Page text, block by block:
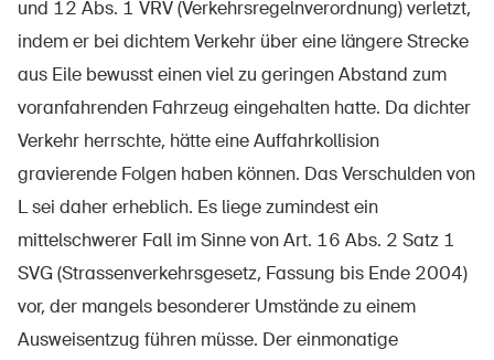
Approfondimenti giuridici
Delegate e delegati alla sicurezza e Comuni
und 12 Abs. 1 VRV (Verkehrsregelnverordnung) verletzt,
indem er bei dichtem Verkehr über eine längere Strecke
aus Eile bewusst einen viel zu geringen Abstand zum
voranfahrenden Fahrzeug eingehalten hatte. Da dichter
Verkehr herrschte, hätte eine Auffahrkollision
gravierende Folgen haben können. Das Verschulden von
L sei daher erheblich. Es liege zumindest ein
mittelschwerer Fall im Sinne von Art. 16 Abs. 2 Satz 1
SVG (Strassenverkehrsgesetz, Fassung bis Ende 2004)
vor, der mangels besonderer Umstände zu einem
Ausweisentzug führen müsse. Der einmonatige